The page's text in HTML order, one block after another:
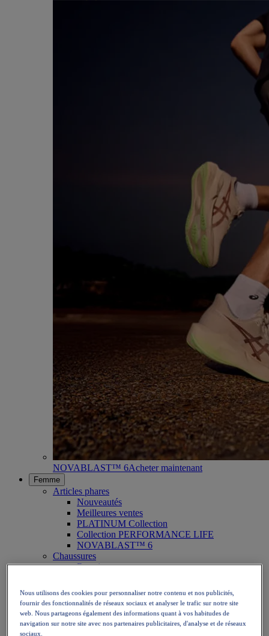
NOVABLAST™ 6Acheter maintenant
Femme
Articles phares
Nouveautés
Meilleures ventes
PLATINUM Collection
Collection PERFORMANCE LIFE
NOVABLAST™ 6
Chaussures
Running
Tennis
Volley
Handball
Padel
Nous utilisons des cookies pour personnaliser notre contenu et nos publicités,
fournir des fonctionnalités de réseaux sociaux et analyser le trafic sur notre site
web. Nous partageons également des informations quant à vos habitudes de
navigation sur notre site avec nos partenaires publicitaires, d'analyse et de réseaux
sociaux.